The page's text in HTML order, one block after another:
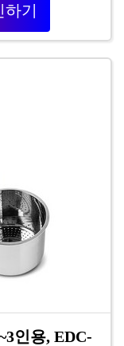
하기
인용, EDC-